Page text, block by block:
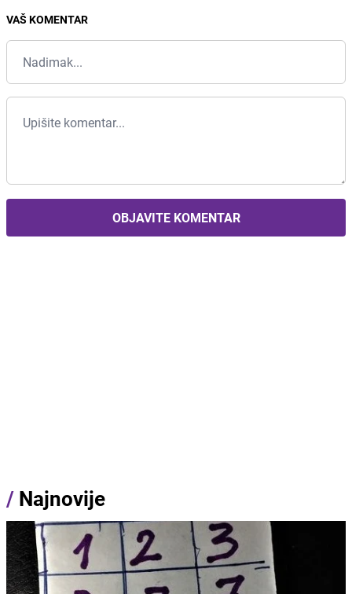
VAŠ KOMENTAR
OBJAVITE KOMENTAR
/ Najnovije